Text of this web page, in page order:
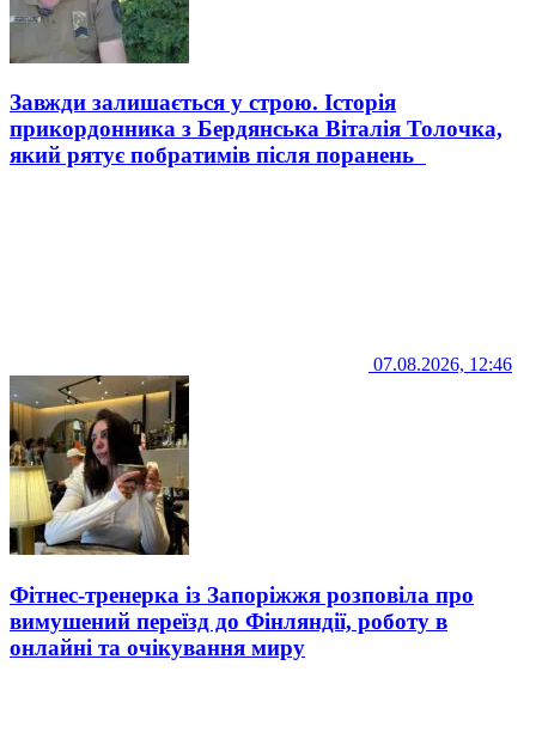
Завжди залишається у строю. Історія
прикордонника з Бердянська Віталія Толочка,
який рятує побратимів після поранень
07.08.2026, 12:46
Фітнес-тренерка із Запоріжжя розповіла про
вимушений переїзд до Фінляндії, роботу в
онлайні та очікування миру